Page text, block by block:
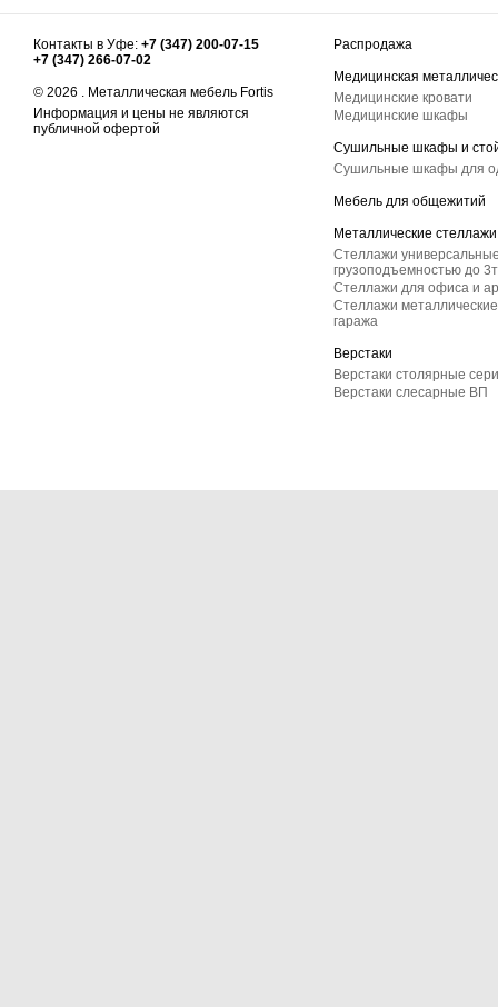
Контакты в Уфе: +7 (347) 200-07-15
+7 (347) 266-07-02
© 2026 . Металлическая мебель Fortis
Информация и цены не являются
публичной офертой
Распродажа
Медицинская
Медицинские кровати
Медицинские шкафы
Сушильные шкафы и
Сушильные шкафы для
Мебель для общежитий
Металлические стеллажи
Стеллажи
грузоподъемностью до
Стеллажи для офиса и
Стеллажи
гаража
Верстаки
Верстаки столярные
Верстаки слесарные ВП